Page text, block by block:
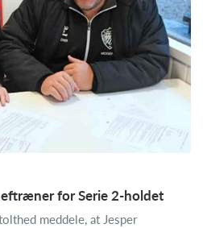
for Serie 2-holdet
meddele, at Jesper